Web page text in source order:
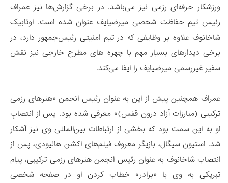
ورزشکار حرفه‌ای رزمی نیز می‌باشد. در برخی گزارش‌ها نیز عمراف
رئیس تیمِ حفاظت شخصی میرضیایف عنوان شده است. اوتابیک
شاخانوف علاوه بر وظایفی که در تیم امنیتی رئیس‌جمهور دارد، در
برخی دیدارهای بسیار مهم با چهره های مطرح خارجی نیز نقش
سفیر غیررسمی میرضیایف را ایفا می‌کند.
عمراف همچنین پیش از این به عنوان رئیس انجمن «هنرهای رزمی
ترکیبی (مبارزات آزاد درون قفس)» معرفی شده بود. پس از انتصابِ
او به این سمت بود که بخشی از ارتباطات بین‌المللی وی نیز آشکار
شد. استیون سیگال، بازیگر معروف فیلم‌های اکشن هالیودی، پس از
انتصاب شاخانوف به عنوان رئیس انجمن هنرهای رزمی ترکیبی، پیام
تبریکی به وی با «برادر» خطاب کردن او در صفحه شخصی